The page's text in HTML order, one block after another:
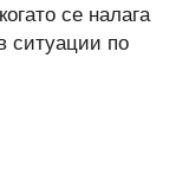
се налага
ситуации по